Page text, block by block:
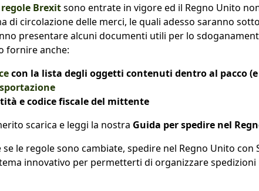
Brexitsono entrate in vigore ed il Regno Unito
di circolazione delle merci, le quali adesso saranno
presentare alcuni documenti utili per lo
fornire anche:
con la lista degli oggetti contenuti dentro al pacco
e codice fiscale del mittente
scarica e leggi la nostra Guida per spedire nel
le regole sono cambiate, spedire nel Regno Unito
innovativo per permetterti di organizzare